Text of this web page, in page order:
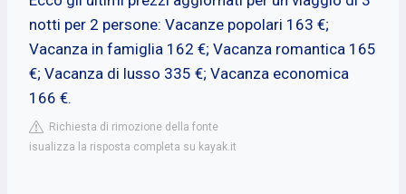
notti per 2 persone: Vacanze popolari 163 €;
Vacanza in famiglia 162 €; Vacanza romantica 165
€; Vacanza di lusso 335 €; Vacanza economica
166 €.
Richiesta di rimozione della fonte
isualizza la risposta completa su kayak.it